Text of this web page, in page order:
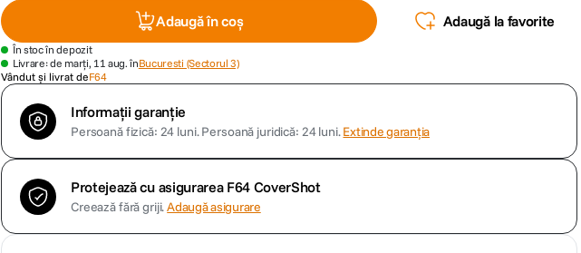
Adaugă în coș Adaugă la favorite
În stoc în depozit
Livrare: de marți, 11 aug. înBucuresti (Sectorul 3)
Vândut și livrat deF64
Informații garanție
Persoană fizică: 24 luni.Persoană juridică: 24 luni.Extinde garanția
Protejează cu asigurarea F64 CoverShot
Creează fără griji.Adaugă asigurare